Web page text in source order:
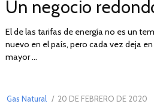
ON
DE
DE
2022
Un negocio
El de las tarifas de energía no es un
nuevo en el país, pero cada vez deja en
mayor …
03
Gas Natural
POSTED
20 DE FEBRERO DE 2020